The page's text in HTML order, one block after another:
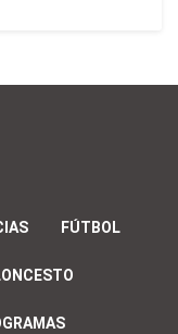
FÚTBOL